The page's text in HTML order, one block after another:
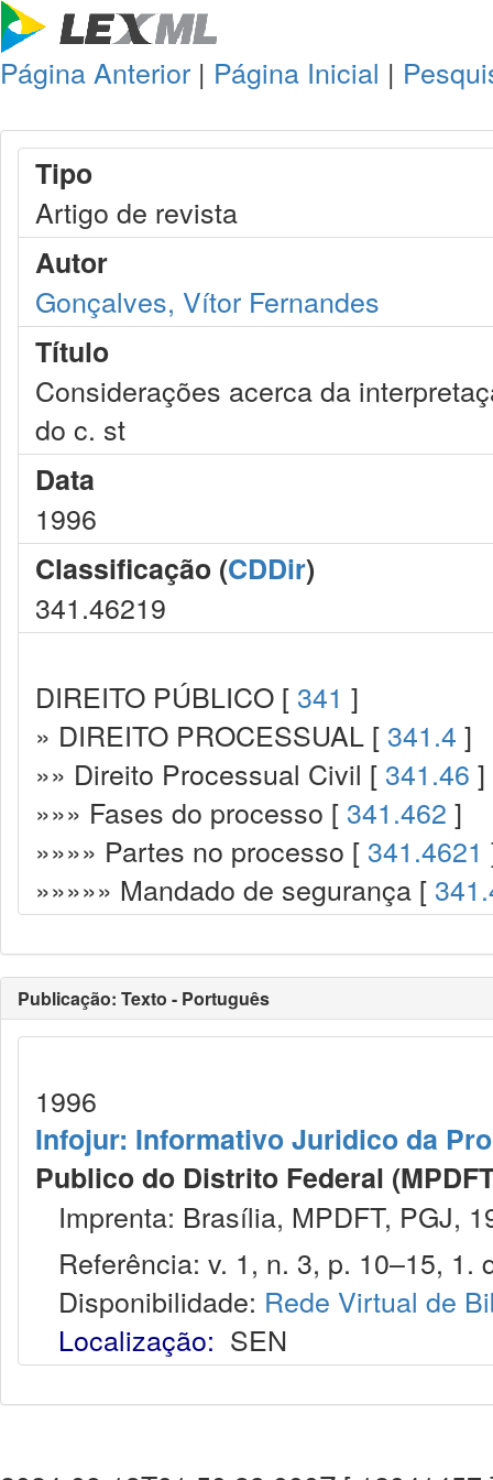
Página Anterior | Página Inicial |
Tipo
Artigo de revista
Autor
Gonçalves, Vítor Fernandes
Título
Considerações acerca da
do c. st
Data
1996
Classificação (CDDir)
341.46219
DIREITO PÚBLICO [ 341 ]
» DIREITO PROCESSUAL [ 341.4 ]
»» Direito Processual Civil [ 341.46 ]
»»» Fases do processo [ 341.462 ]
»»»» Partes no processo [ 341.4621
»»»»» Mandado de segurança [
Publicação: Texto - Português
1996
Infojur: Informativo Juridico da
Publico do Distrito Federal
Imprenta: Brasília, MPDFT, PGJ,
Referência: v. 1, n. 3, p. 10–15, 1.
Disponibilidade: Rede Virtual de
Localização: SEN